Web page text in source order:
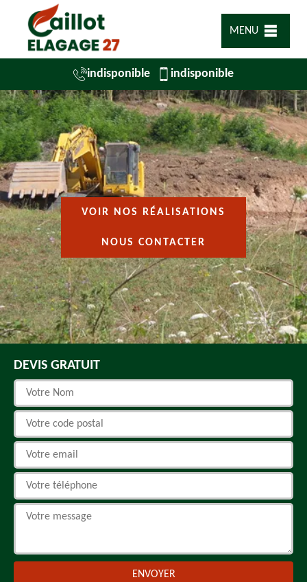
MENU
indisponible indisponible
VOIR NOS RÉALISATIONS
NOUS CONTACTER
DEVIS GRATUIT